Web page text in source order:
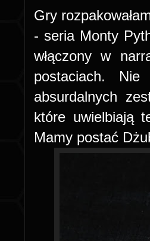
Gry
- seria Monty
włączony w
postaciach.
absurdalnych
które uwielbiają
Mamy postać